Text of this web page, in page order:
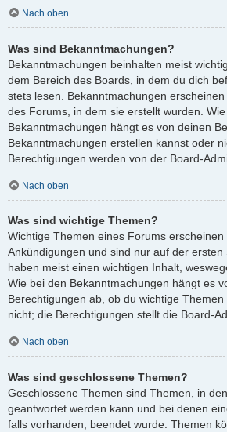
Nach oben
Was sind Bekanntmachungen?
Bekanntmachungen beinhalten meist
dem Bereich des Boards, in dem du dich
stets lesen. Bekanntmachungen
des Forums, in dem sie erstellt wurden.
Bekanntmachungen hängt es von deinen
Bekanntmachungen erstellen kannst oder
Berechtigungen werden von der Board-
Nach oben
Was sind wichtige Themen?
Wichtige Themen eines Forums erscheinen
Ankündigungen und sind nur auf der ersten
haben meist einen wichtigen Inhalt,
Wie bei den Bekanntmachungen hängt es
Berechtigungen ab, ob du wichtige
nicht; die Berechtigungen stellt die Board-
Nach oben
Was sind geschlossene Themen?
Geschlossene Themen sind Themen, in
geantwortet werden kann und bei denen
falls vorhanden, beendet wurde. Themen